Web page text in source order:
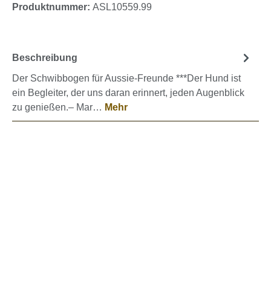
Produktnummer: ASL10559.99
Beschreibung
Der Schwibbogen für Aussie-Freunde ***Der Hund ist
ein Begleiter, der uns daran erinnert, jeden Augenblick
zu genießen.– Mar… Mehr